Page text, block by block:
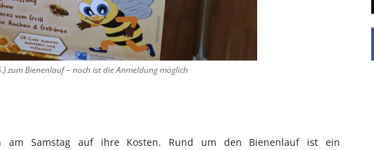
zum Bienenlauf – noch ist die Anmeldung möglich
am Samstag auf ihre Kosten. Rund um den Bienenlauf ist ein